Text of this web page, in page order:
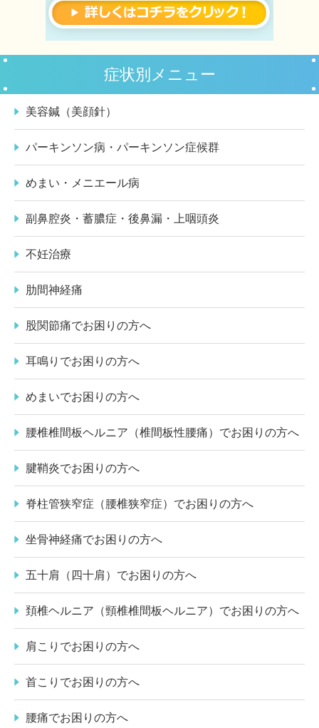
症状別メニュー
美容鍼（美顔針）
パーキンソン病・パーキンソン症候群
めまい・メニエール病
副鼻腔炎・蓄膿症・後鼻漏・上咽頭炎
不妊治療
肋間神経痛
股関節痛でお困りの方へ
耳鳴りでお困りの方へ
めまいでお困りの方へ
腰椎椎間板ヘルニア（椎間板性腰痛）でお困りの方へ
腱鞘炎でお困りの方へ
脊柱管狭窄症（腰椎狭窄症）でお困りの方へ
坐骨神経痛でお困りの方へ
五十肩（四十肩）でお困りの方へ
頚椎ヘルニア（頸椎椎間板ヘルニア）でお困りの方へ
肩こりでお困りの方へ
首こりでお困りの方へ
腰痛でお困りの方へ